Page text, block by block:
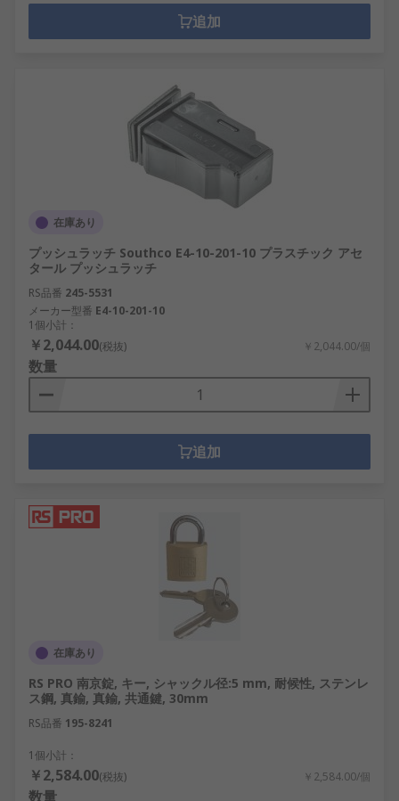
追加
在庫あり
プッシュラッチ Southco E4-10-201-10 プラスチック アセ
タール プッシュラッチ
RS品番 245-5531
メーカー型番 E4-10-201-10
1個小計：
￥2,044.00(税抜) ￥2,044.00/個
数量
追加
在庫あり
RS PRO 南京錠, キー, シャックル径:5 mm, 耐候性, ステンレ
ス鋼, 真鍮, 真鍮, 共通鍵, 30mm
RS品番 195-8241
1個小計：
￥2,584.00(税抜) ￥2,584.00/個
数量